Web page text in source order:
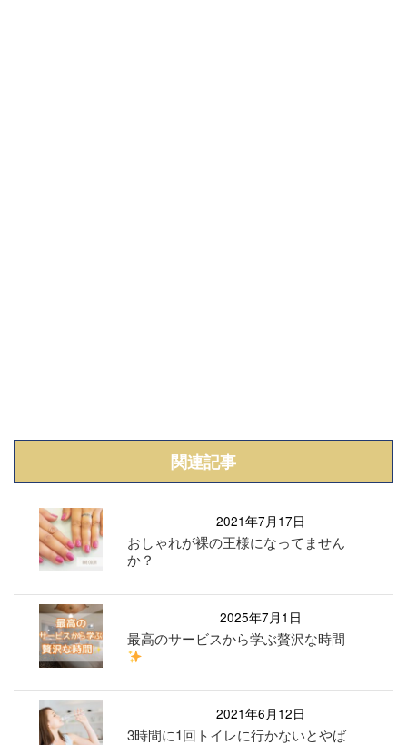
関連記事
2021年7月17日
おしゃれが裸の王様になってません
か？
2025年7月1日
最高のサービスから学ぶ贅沢な時間
2021年6月12日
3時間に1回トイレに行かないとやば